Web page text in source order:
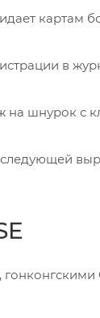
картам
в
на шнурок с
гонконгскими